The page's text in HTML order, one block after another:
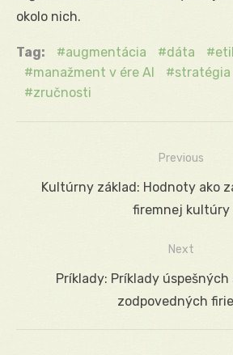
okolo nich.
Tag: augmentácia dáta
manažment v ére AI
stratégia
zručnosti
Navigácia
Previous
Previous
Kultúrny základ: Hodnoty ako
firemnej kultúry
Next
Príklady: Príklady úspešných
zodpovedných